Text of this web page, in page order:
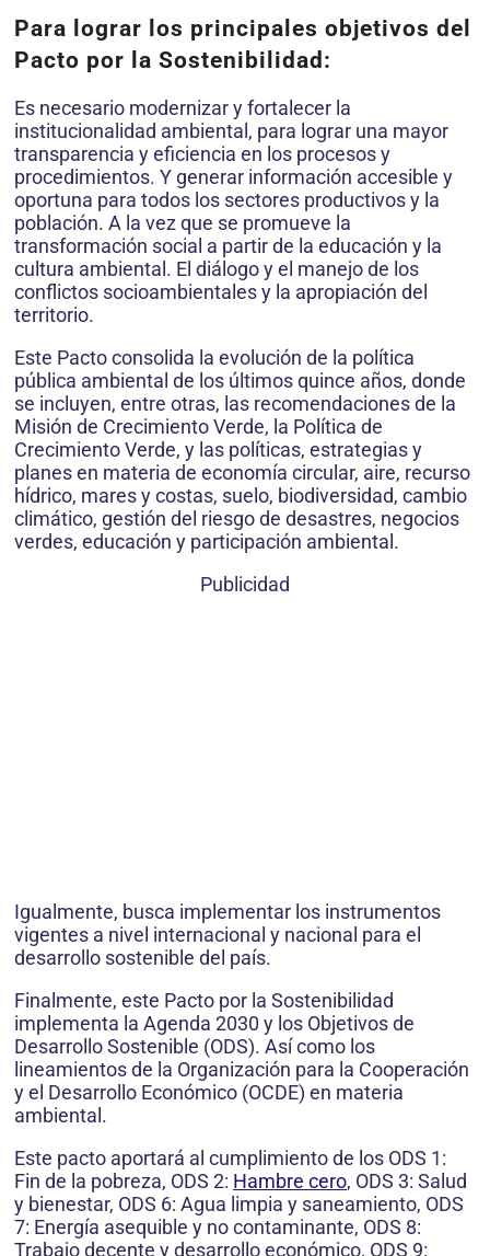
Para lograr los principales objetivos del
Pacto por la Sostenibilidad:
Es necesario modernizar y fortalecer la
institucionalidad ambiental, para lograr una mayor
transparencia y eficiencia en los procesos y
procedimientos. Y generar información accesible y
oportuna para todos los sectores productivos y la
población. A la vez que se promueve la
transformación social a partir de la educación y la
cultura ambiental. El diálogo y el manejo de los
conflictos socioambientales y la apropiación del
territorio.
Este Pacto consolida la evolución de la política
pública ambiental de los últimos quince años, donde
se incluyen, entre otras, las recomendaciones de la
Misión de Crecimiento Verde, la Política de
Crecimiento Verde, y las políticas, estrategias y
planes en materia de economía circular, aire, recurso
hídrico, mares y costas, suelo, biodiversidad, cambio
climático, gestión del riesgo de desastres, negocios
verdes, educación y participación ambiental.
Publicidad
Igualmente, busca implementar los instrumentos
vigentes a nivel internacional y nacional para el
desarrollo sostenible del país.
Finalmente, este Pacto por la Sostenibilidad
implementa la Agenda 2030 y los Objetivos de
Desarrollo Sostenible (ODS). Así como los
lineamientos de la Organización para la Cooperación
y el Desarrollo Económico (OCDE) en materia
ambiental.
Este pacto aportará al cumplimiento de los ODS 1:
Fin de la pobreza, ODS 2: Hambre cero, ODS 3: Salud
y bienestar, ODS 6: Agua limpia y saneamiento, ODS
7: Energía asequible y no contaminante, ODS 8:
Trabajo decente y desarrollo económico, ODS 9: